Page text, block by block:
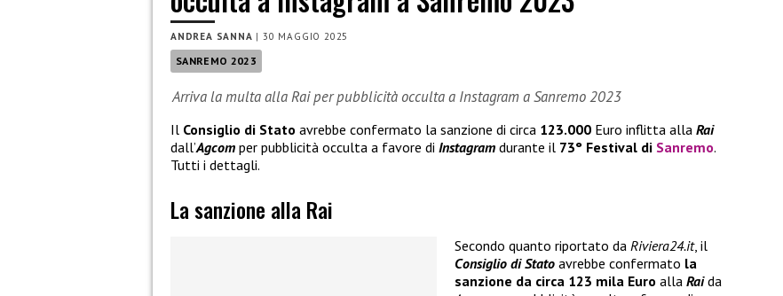
ANDREA SANNA |30 MAGGIO 2025
SANREMO 2023
Arriva la multa alla Rai per pubblicità occulta a Instagram a Sanremo 2023
Il Consiglio di Stato avrebbe confermato la sanzione di circa 123.000 Euro inflitta alla Rai
dall’Agcom per pubblicità occulta a favore di Instagram durante il 73° Festival di Sanremo.
Tutti i dettagli.
La sanzione alla Rai
Secondo quanto riportato da Riviera24.it, il
Consiglio di Stato avrebbe confermato la
sanzione da circa 123 mila Euro alla Raida